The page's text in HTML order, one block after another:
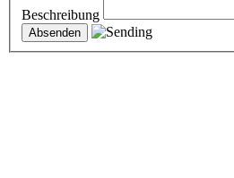
Beschreibung